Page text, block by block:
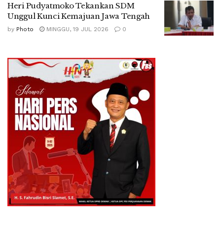
Heri Pudyatmoko Tekankan SDM
Unggul Kunci Kemajuan Jawa Tengah
by Photo MINGGU, 19 JUL 2026 0